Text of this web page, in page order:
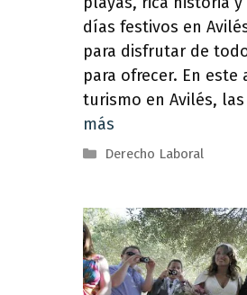
días festivos en
para disfrutar de
para ofrecer. En
turismo en Avilés,
más
Categorías
Derecho Laboral